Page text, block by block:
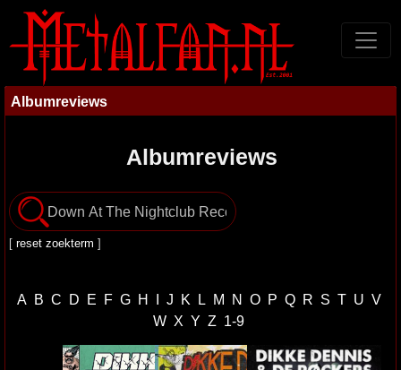
Albumreviews
Albumreviews
[ reset zoekterm ]
A B C D E F G H I J K L M N O P Q R S T U V
W X Y Z 1-9